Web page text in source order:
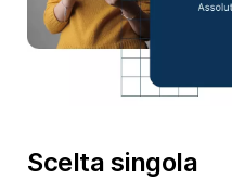
Scelta singola